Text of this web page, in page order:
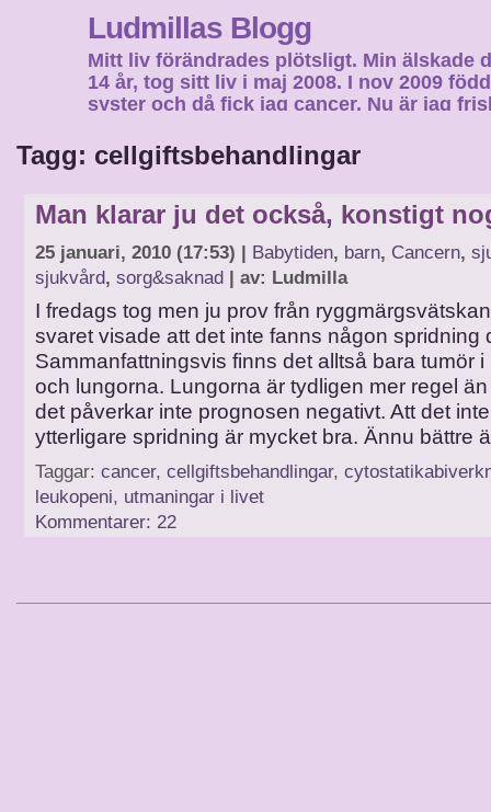
Ludmillas Blogg
Mitt liv förändrades plötsligt. Min älskade
14 år, tog sitt liv i maj 2008. I nov 2009
syster och då fick jag cancer. Nu är jag
Tagg: cellgiftsbehandlingar
Man klarar ju det också, konstigt
25 januari, 2010 (17:53) | Babytiden, barn, Cancern,
sjukvård, sorg&saknad | av: Ludmilla
I fredags tog men ju prov från
svaret visade att det inte fanns någon spridning
Sammanfattningsvis finns det alltså bara tumör i
och lungorna. Lungorna är tydligen mer regel
det påverkar inte prognosen negativt. Att det
ytterligare spridning är mycket bra. Ännu bättre
Taggar: cancer, cellgiftsbehandlingar,
leukopeni, utmaningar i livet
Kommentarer: 22